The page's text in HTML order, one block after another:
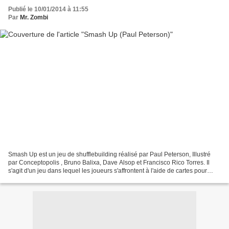
Publié le 10/01/2014 à 11:55
Par Mr. Zombi
Smash Up est un jeu de shufflebuilding réalisé par Paul Peterson, Illustré
par Conceptopolis , Bruno Balixa, Dave Alsop et Francisco Rico Torres. Il
s'agit d'un jeu dans lequel les joueurs s'affrontent à l'aide de cartes pour